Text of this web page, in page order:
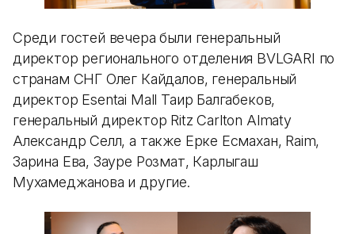
Среди гостей вечера были генеральный
директор регионального отделения BVLGARI по
странам СНГ Олег Кайдалов, генеральный
директор Esentai Mall Таир Балгабеков,
генеральный директор Ritz Carlton Almaty
Александр Селл, а также Ерке Есмахан, Raim,
Зарина Ева, Зауре Розмат, Карлыгаш
Мухамеджанова и другие.